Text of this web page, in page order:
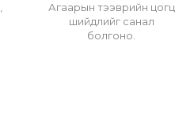
Агаарын тээврийн цогц
шийдлийг санал
болгоно.